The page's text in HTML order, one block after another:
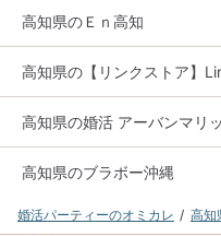
高知県のＥｎ高知
高知県の【リンクストア】
高知県の婚活 アーバンマリ
高知県のブラボー沖縄
婚活パーティーのオミカレ 高知